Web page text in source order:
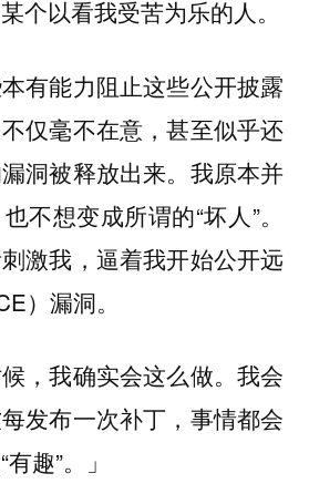
个以看我受苦为乐的人。
有能力阻止这些公开披露
仅毫不在意，甚至似乎还
洞被释放出来。我原本并
不想变成所谓的“坏人”。
激我，逼着我开始公开远
）漏洞。
，我确实会这么做。我会
发布一次补丁，事情都会
趣”。」